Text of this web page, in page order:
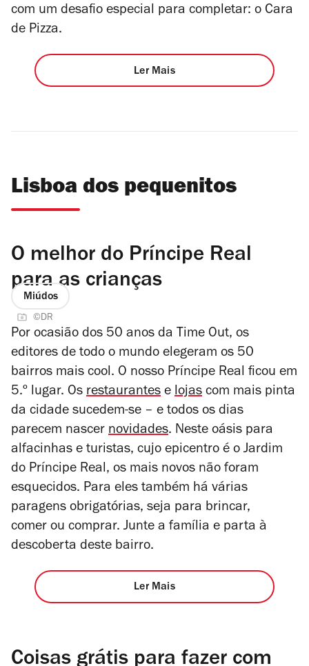
com um desafio especial para completar: o Cara
de Pizza.
Ler Mais
Lisboa dos pequenitos
O melhor do Príncipe Real
para as crianças
Miúdos
©DR
Por ocasião dos 50 anos da Time Out, os
editores de todo o mundo elegeram os 50
bairros mais cool. O nosso Príncipe Real ficou em
5.º lugar. Os restaurantes e lojas com mais pinta
da cidade sucedem-se – e todos os dias
parecem nascer novidades. Neste oásis para
alfacinhas e turistas, cujo epicentro é o Jardim
do Príncipe Real, os mais novos não foram
esquecidos. Para eles também há várias
paragens obrigatórias, seja para brincar,
comer ou comprar. Junte a família e parta à
descoberta deste bairro.
Ler Mais
Coisas grátis para fazer com